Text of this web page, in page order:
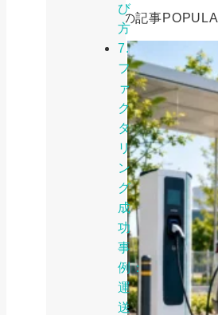
び
方
7.
フ
ァ
ク
タ
リ
ン
グ
成
功
事
例：
運
送
人気の記事